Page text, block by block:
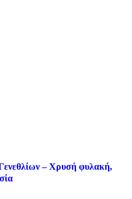
– Χρυσή φυλακή,